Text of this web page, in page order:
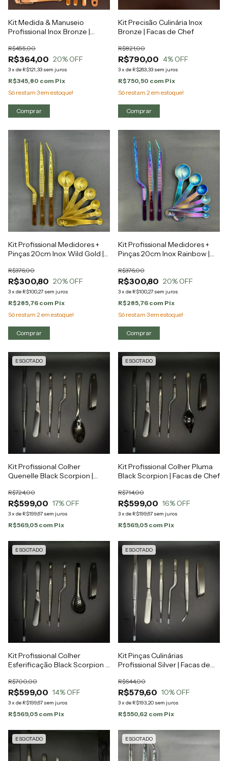
Kit Medida & Manuseio
Profissional Inox Bronze |
R$364,00
R$455,00
20% OFF
3x de R$121,33 sem juros
R$345,80 com Pix
Só restam 3em estoque!
Kit Precisão Culinária Inox
Bronze | Facas de Chef
R$790,00
R$821,00
4% OFF
3x de R$263,33 sem juros
R$750,50 com Pix
Só restam 2 em estoque!
Kit Profissional Medidores +
Pinças 20cm Inox Wild Gold |
R$300,80
R$376,00
20% OFF
3x de R$100,27 sem juros
R$285,76 com Pix
Só restam 2 em estoque!
Kit Profissional Medidores +
Pinças 20cm Inox Rainbow |
R$300,80
R$376,00
20% OFF
3x de R$100,27 sem juros
R$285,76 com Pix
Só restam 3em estoque!
ESGOTADO
Kit Profissional Colher
Quenelle Black Scorpion |
R$599,00
R$724,00
17% OFF
3x de R$199,67 sem juros
R$569,05 com Pix
ESGOTADO
Kit Profissional Colher Pluma
Black Scorpion | Facas de Chef
R$599,00
R$714,00
16% OFF
3x de R$199,67 sem juros
R$569,05 com Pix
ESGOTADO
Kit Profissional Colher
Esferificação Black Scorpion |
R$599,00
R$700,00
14% OFF
3x de R$199,67 sem juros
R$569,05 com Pix
ESGOTADO
Kit Pinças Culinárias
Profissional Silver | Facas de
R$579,60
R$644,00
10% OFF
3x de R$193,20 sem juros
R$550,62 com Pix
ESGOTADO ESGOTADO